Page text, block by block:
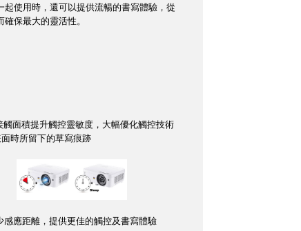
起使用時，還可以提供流暢的書寫體驗，從
確保最大的靈活性。
面積提升觸控靈敏度，大幅優化觸控技術
時所留下的草寫痕跡
感應距離，提供更佳的觸控及書寫體驗